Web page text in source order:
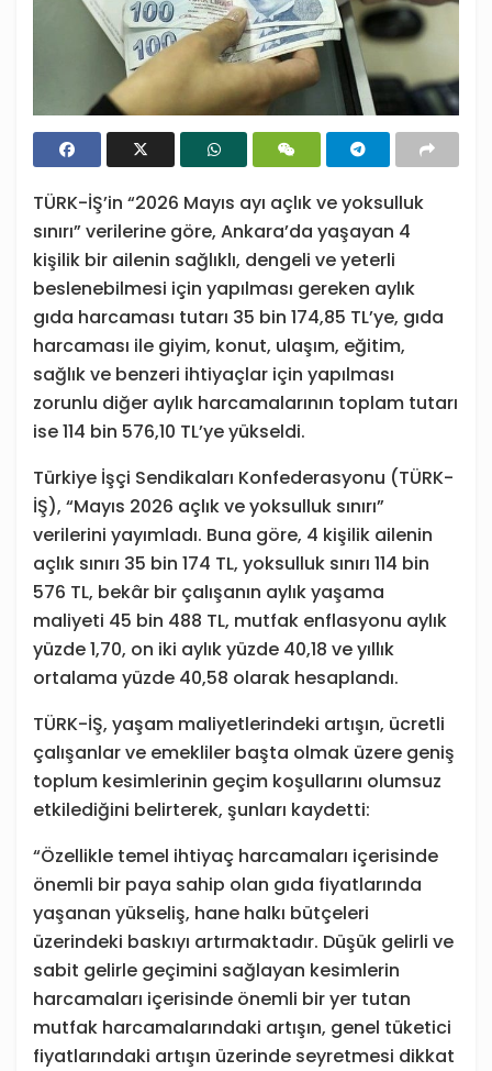
TÜRK-İŞ’in “2026 Mayıs ayı açlık ve yoksulluk
sınırı” verilerine göre, Ankara’da yaşayan 4
kişilik bir ailenin sağlıklı, dengeli ve yeterli
beslenebilmesi için yapılması gereken aylık
gıda harcaması tutarı 35 bin 174,85 TL’ye, gıda
harcaması ile giyim, konut, ulaşım, eğitim,
sağlık ve benzeri ihtiyaçlar için yapılması
zorunlu diğer aylık harcamalarının toplam tutarı
ise 114 bin 576,10 TL’ye yükseldi.
Türkiye İşçi Sendikaları Konfederasyonu (TÜRK-
İŞ), “Mayıs 2026 açlık ve yoksulluk sınırı”
verilerini yayımladı. Buna göre, 4 kişilik ailenin
açlık sınırı 35 bin 174 TL, yoksulluk sınırı 114 bin
576 TL, bekâr bir çalışanın aylık yaşama
maliyeti 45 bin 488 TL, mutfak enflasyonu aylık
yüzde 1,70, on iki aylık yüzde 40,18 ve yıllık
ortalama yüzde 40,58 olarak hesaplandı.
TÜRK-İŞ, yaşam maliyetlerindeki artışın, ücretli
çalışanlar ve emekliler başta olmak üzere geniş
toplum kesimlerinin geçim koşullarını olumsuz
etkilediğini belirterek, şunları kaydetti:
“Özellikle temel ihtiyaç harcamaları içerisinde
önemli bir paya sahip olan gıda fiyatlarında
yaşanan yükseliş, hane halkı bütçeleri
üzerindeki baskıyı artırmaktadır. Düşük gelirli ve
sabit gelirle geçimini sağlayan kesimlerin
harcamaları içerisinde önemli bir yer tutan
mutfak harcamalarındaki artışın, genel tüketici
fiyatlarındaki artışın üzerinde seyretmesi dikkat